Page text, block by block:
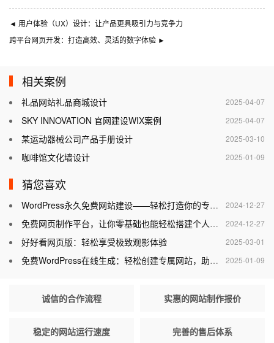
◄ 用户体验（UX）设计：让产品更具吸引力与竞争力
跨平台网页开发：打造高效、灵活的数字体验 ►
相关案例
2025-04-07
礼品网站礼品商城设计
2025-04-07
SKY INNOVATION 官网建设WIX案例
2025-03-10
某运动器械公司产品手册设计
2025-01-09
咖啡馆文化墙设计
猜您喜欢
2024-12-27
WordPress永久免费网站建设——轻松打造你的专属网站
2024-12-27
免费网页制作平台，让你零基础也能轻松搭建个人网站
2025-03-01
好好看网页版：轻松享受极致观影体验
2025-01-09
免费WordPress在线生成：轻松创建专属网站，助力个人与企业腾飞
诚信的合作流程 实惠的网站制作报价
稳定的网站运行速度 完善的售后体系